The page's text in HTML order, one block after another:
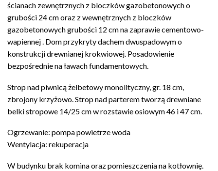
ścianach zewnętrznych z bloczków gazobetonowych o
grubości 24 cm oraz z wewnętrznych z bloczków
gazobetonowych grubości 12 cm na zaprawie cementowo-
wapiennej . Dom przykryty dachem dwuspadowym o
konstrukcji drewnianej krokwiowej. Posadowienie
bezpośrednie na ławach fundamentowych.
Strop nad piwnicą żelbetowy monolityczny, gr. 18 cm,
zbrojony krzyżowo. Strop nad parterem tworzą drewniane
belki stropowe 14/25 cm w rozstawie osiowym 46 i 47 cm.
Ogrzewanie: pompa powietrze woda
Wentylacja: rekuperacja
W budynku brak komina oraz pomieszczenia na kotłownię.